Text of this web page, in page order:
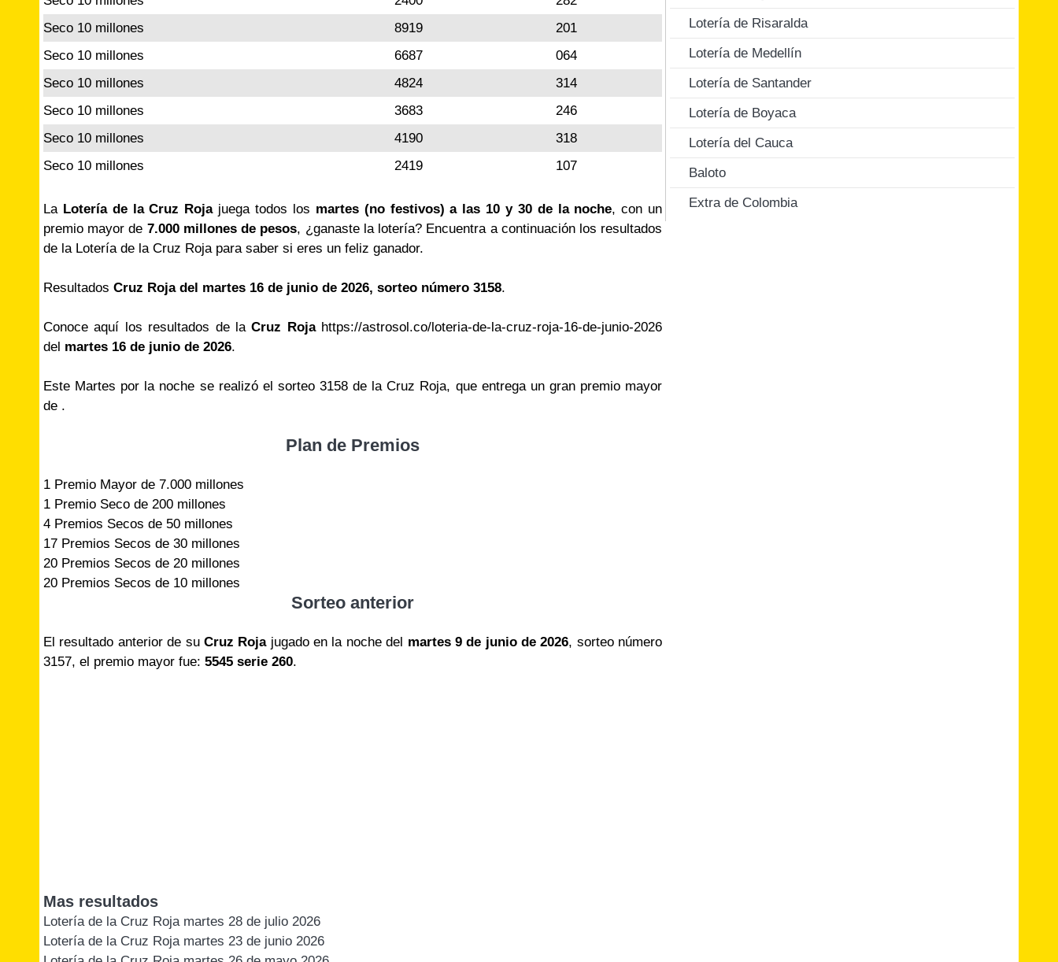
Seco 10 millones
8919
201
Seco 10 millones
6687
064
Seco 10 millones
4824
314
Seco 10 millones
3683
246
Seco 10 millones
4190
318
Seco 10 millones
2419 107
La Lotería de la Cruz Rojajuega todos los martes (no festivos) a las 10 y 30 de la noche, con un
premio mayor de 7.000 millones de pesos, ¿ganaste la lotería? Encuentra a continuación los resultados
de la Lotería de la Cruz Roja para saber si eres un feliz ganador.
Resultados Cruz Roja del martes 16 de junio de 2026, sorteo número 3158.
Conoce aquí los resultados de laCruz Rojahttps://astrosol.co/loteria-de-la-cruz-roja-16-de-junio-2026
del martes 16 de junio de 2026.
Este Martes por la noche se realizó el sorteo 3158 de la Cruz Roja, que entrega un gran premio mayor
de .
Plan de Premios
1 Premio Mayor de 7.000 millones
1 Premio Seco de 200 millones
4 Premios Secos de 50 millones
17 Premios Secos de 30 millones
20 Premios Secos de 20 millones
20 Premios Secos de 10 millones
Sorteo anterior
El resultado anterior de su Cruz Rojajugado en la noche del martes 9 de junio de 2026, sorteo número
3157, el premio mayor fue: 5545 serie 260.
Mas resultados
Lotería de la Cruz Roja martes 28 de julio 2026
Lotería de la Cruz Roja martes 23 de junio 2026
Lotería de Risaralda
Lotería de Medellín
Lotería de Santander
Lotería de Boyaca
Lotería del Cauca
Baloto
Extra de Colombia